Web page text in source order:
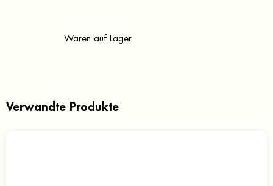
Waren auf Lager
Verwandte Produkte